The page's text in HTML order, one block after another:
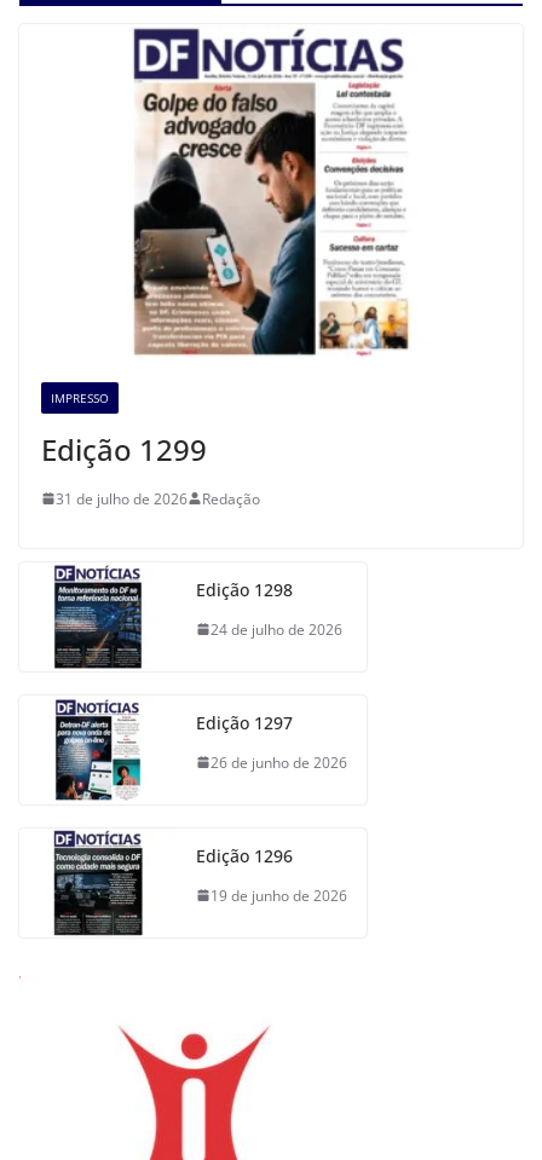
IMPRESSO
Edição 1299
31 de julho de 2026 Redação
Edição 1298
24 de julho de 2026
Edição 1297
26 de junho de 2026
Edição 1296
19 de junho de 2026